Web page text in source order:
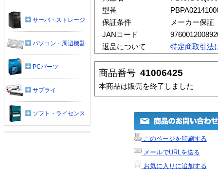
型番
保証条件
メーカー保証
JANコード
返品について
特定商取引法
商品番号 41006425
本商品は販売を終了しました
このページを印刷する
メールでURLを送る
お気に入りに追加する
サーバ・ストレージ
パソコン・周辺機器
PCパーツ
サプライ
ソフト・ライセンス